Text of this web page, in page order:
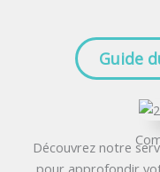
Guide
Découvrez notre